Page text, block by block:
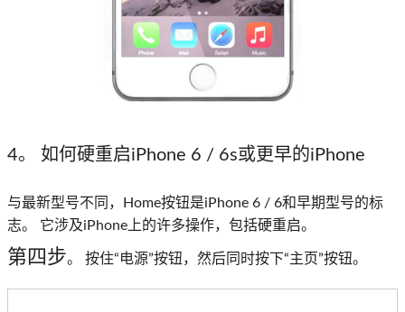
4。 如何硬重启iPhone 6 / 6s或更早的iPhone
与最新型号不同，Home按钮是iPhone 6 / 6和早期型号的标
志。 它涉及iPhone上的许多操作，包括硬重启。
第四步。 按住“电源”按钮，然后同时按下“主页”按钮。